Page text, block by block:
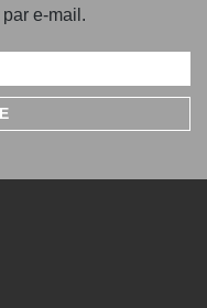
e-mail.